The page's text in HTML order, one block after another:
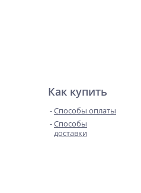
Как купить
Способы оплаты
Способы
доставки